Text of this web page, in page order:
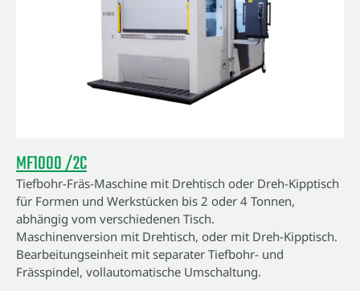
MF1000 /2C
Tiefbohr-Fräs-Maschine mit Drehtisch oder Dreh-Kipptisch
für Formen und Werkstücken bis 2 oder 4 Tonnen,
abhängig vom verschiedenen Tisch.
Maschinenversion mit Drehtisch, oder mit Dreh-Kipptisch.
Bearbeitungseinheit mit separater Tiefbohr- und
Frässpindel, vollautomatische Umschaltung.